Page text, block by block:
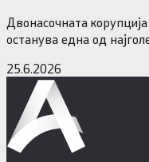
Двонасочната
останува една од
25.6.2026